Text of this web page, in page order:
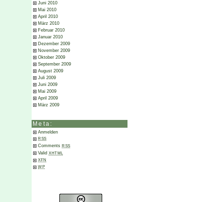
Juni 2010
Mai 2010
April 2010
März 2010
Februar 2010
Januar 2010
Dezember 2009
November 2009
Oktober 2009
September 2009
August 2009
Juli 2009
Juni 2009
Mai 2009
April 2009
März 2009
Meta:
Anmelden
RSS
Comments RSS
Valid XHTML
XFN
WP